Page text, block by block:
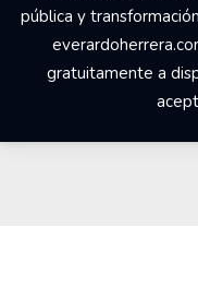
pública y
gratuitamente a